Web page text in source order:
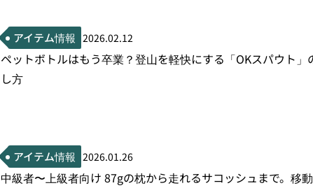
アイテム情報 2026.02.12
ペットボトルはもう卒業？登山を軽快にする「OKスパウト」
し方
アイテム情報 2026.01.26
中級者〜上級者向け 87gの枕から走れるサコッシュまで。移